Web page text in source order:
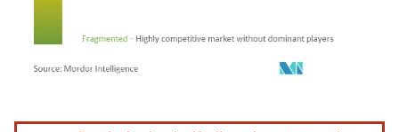
Image © Mordor Intelligence. La réutilisation nécessite une attribution sous CC BY